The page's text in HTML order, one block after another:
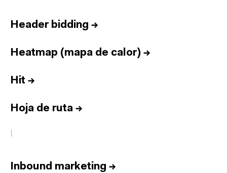
Header bidding →
Heatmap (mapa de calor) →
Hit →
Hoja de ruta →
I
Inbound marketing →